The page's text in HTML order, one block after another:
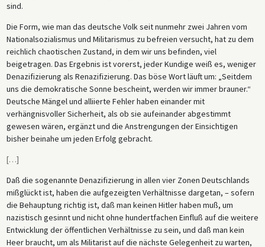
sind.
Die Form, wie man das deutsche Volk seit nunmehr zwei Jahren vom
Nationalsozialismus und Militarismus zu befreien versucht, hat zu dem
reichlich chaotischen Zustand, in dem wir uns befinden, viel
beigetragen. Das Ergebnis ist vorerst, jeder Kundige weiß es, weniger
Denazifizierung als Renazifizierung. Das böse Wort läuft um: „Seitdem
uns die demokratische Sonne bescheint, werden wir immer brauner.“
Deutsche Mängel und alliierte Fehler haben einander mit
verhängnisvoller Sicherheit, als ob sie aufeinander abgestimmt
gewesen wären, ergänzt und die Anstrengungen der Einsichtigen
bisher beinahe um jeden Erfolg gebracht.
[…]
Daß die sogenannte Denazifizierung in allen vier Zonen Deutschlands
mißglückt ist, haben die aufgezeigten Verhältnisse dargetan, – sofern
die Behauptung richtig ist, daß man keinen Hitler haben muß, um
nazistisch gesinnt und nicht ohne hundertfachen Einfluß auf die weitere
Entwicklung der öffentlichen Verhältnisse zu sein, und daß man kein
Heer braucht, um als Militarist auf die nächste Gelegenheit zu warten,